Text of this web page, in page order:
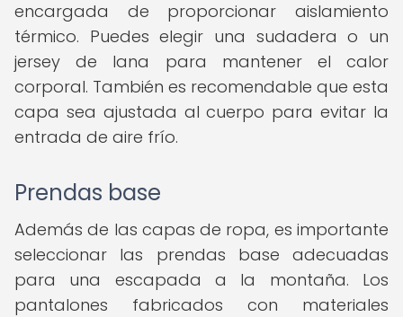
encargada de proporcionar aislamiento
térmico. Puedes elegir una sudadera o un
jersey de lana para mantener el calor
corporal. También es recomendable que esta
capa sea ajustada al cuerpo para evitar la
entrada de aire frío.
Prendas base
Además de las capas de ropa, es importante
seleccionar las prendas base adecuadas
para una escapada a la montaña. Los
pantalones fabricados con materiales